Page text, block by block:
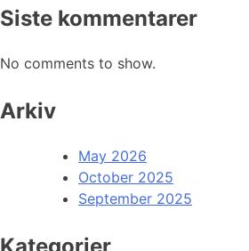
Siste kommentarer
No comments to show.
Arkiv
May 2026
October 2025
September 2025